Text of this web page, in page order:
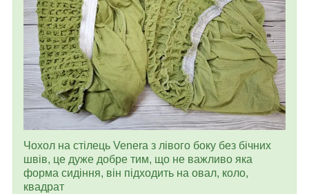
Чохол на стілець Venera з лівого боку без бічних
швів, це дуже добре тим, що не важливо яка
форма сидіння, він підходить на овал, коло,
квадрат